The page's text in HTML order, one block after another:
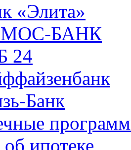
«Элита»
БАНК
24
Банк
ипотеке